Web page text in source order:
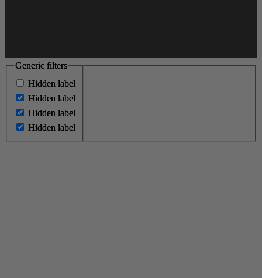
Generic filters
Hidden label
Hidden label
Hidden label
Hidden label
Generic filters
Hidden label
Hidden label
Hidden label
Hidden label